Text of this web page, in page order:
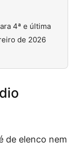
4ª e última
de 2026
de elenco nem